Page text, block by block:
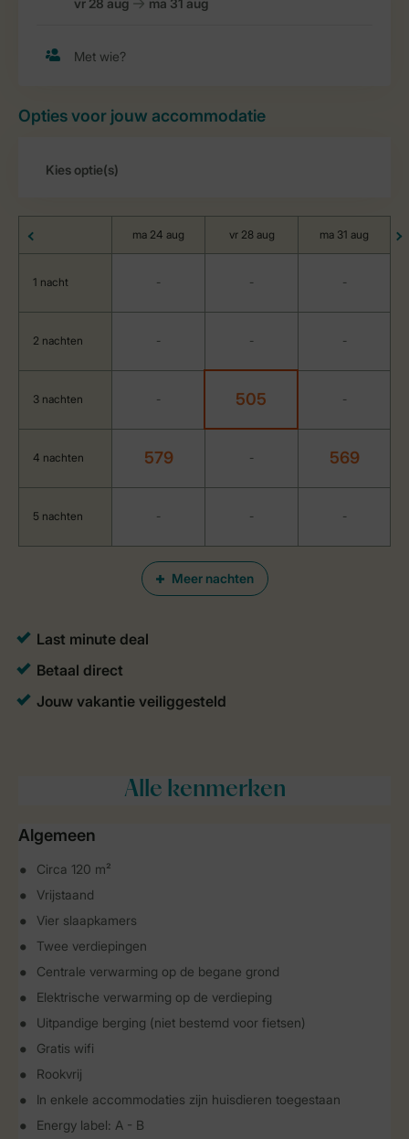
Opties voor jouw accommodatie
Meer nachten
ma 24 aug vr 28 aug ma 31 aug
1 nacht - - -
2 nachten - - -
3 nachten - 505 -
4 nachten 579 - 569
5 nachten - - -
Alle kenmerken
Algemeen
Circa 120 m²
Vrijstaand
Vier slaapkamers
Twee verdiepingen
Centrale verwarming op de begane grond
Elektrische verwarming op de verdieping
Uitpandige berging (niet bestemd voor fietsen)
Gratis wifi
Rookvrij
In enkele accommodaties zijn huisdieren toegestaan
Energy label: A - B